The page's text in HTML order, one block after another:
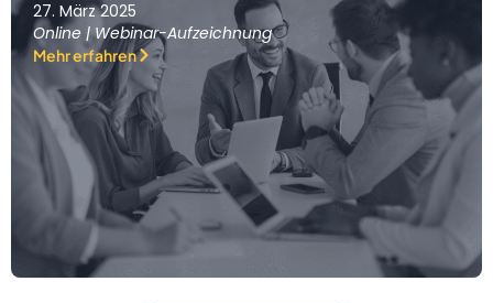
27. März 2025
Online | Webinar-Aufzeichnung
Mehr erfahren